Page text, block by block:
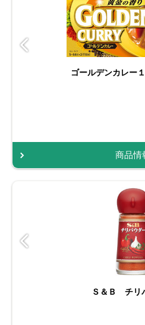
ゴールデンカレー
商品情
Ｓ＆Ｂ チリ